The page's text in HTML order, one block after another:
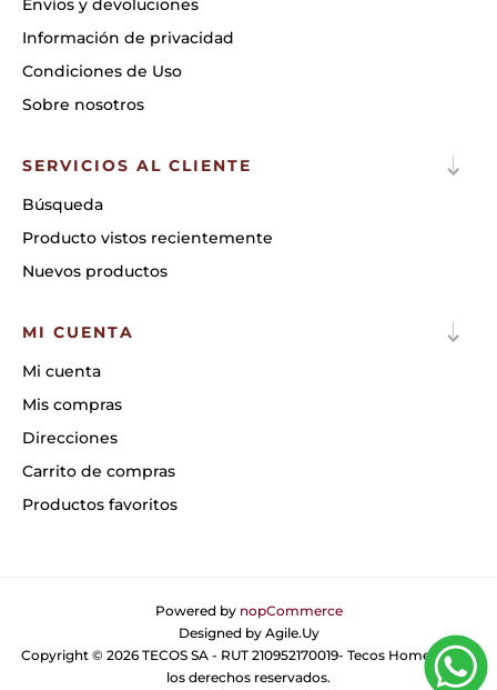
Envíos y devoluciones
Información de privacidad
Condiciones de Uso
Sobre nosotros
SERVICIOS AL CLIENTE
Búsqueda
Producto vistos recientemente
Nuevos productos
MI CUENTA
Mi cuenta
Mis compras
Direcciones
Carrito de compras
Productos favoritos
Powered by nopCommerce
Designed by Agile.Uy
Copyright © 2026 TECOS SA - RUT 210952170019- Tecos Home. Todos
los derechos reservados.